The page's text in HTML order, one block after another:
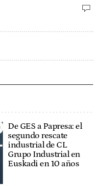
De GES a Papresa: el
segundo rescate
industrial de CL
Grupo Industrial en
Euskadi en 10 años